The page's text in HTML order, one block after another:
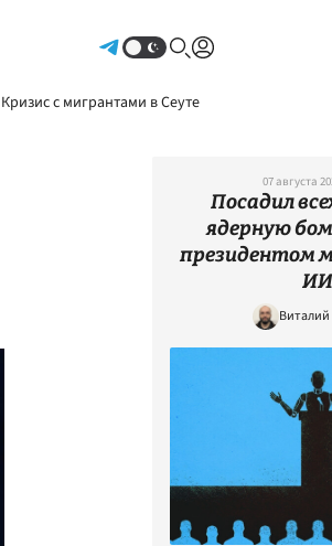
Кризис с мигрантами в Сеуте
07 августа
Посадил
ядерную
президентом
ИИ